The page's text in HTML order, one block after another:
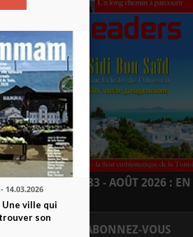
LEADERS N° 183 - AOÛT 2026 :
ABONNEZ-VOUS
14.03.2026
Une ville qui
son